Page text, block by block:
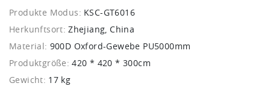
Produkte Modus: KSC-GT6016
Herkunftsort: Zhejiang, China
Material: 900D Oxford-Gewebe PU5000mm
Produktgröße: 420 * 420 * 300cm
Gewicht: 17 kg